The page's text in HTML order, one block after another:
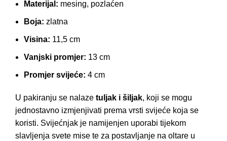
Materijal: mesing, pozlaćen
Boja: zlatna
Visina: 11,5 cm
Vanjski promjer: 13 cm
Promjer svijeće: 4 cm
U pakiranju se nalaze tuljak i šiljak, koji se mogu
jednostavno izmjenjivati prema vrsti svijeće koja se
koristi. Svijećnjak je namijenjen uporabi tijekom
slavljenja svete mise te za postavljanje na oltare u